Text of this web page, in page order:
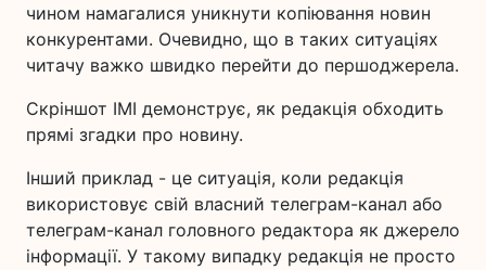
чином намагалися уникнути копіювання новин
конкурентами. Очевидно, що в таких ситуаціях
читачу важко швидко перейти до першоджерела.
Скріншот ІМІ демонструє, як редакція обходить
прямі згадки про новину.
Інший приклад - це ситуація, коли редакція
використовує свій власний телеграм-канал або
телеграм-канал головного редактора як джерело
інформації. У такому випадку редакція не просто